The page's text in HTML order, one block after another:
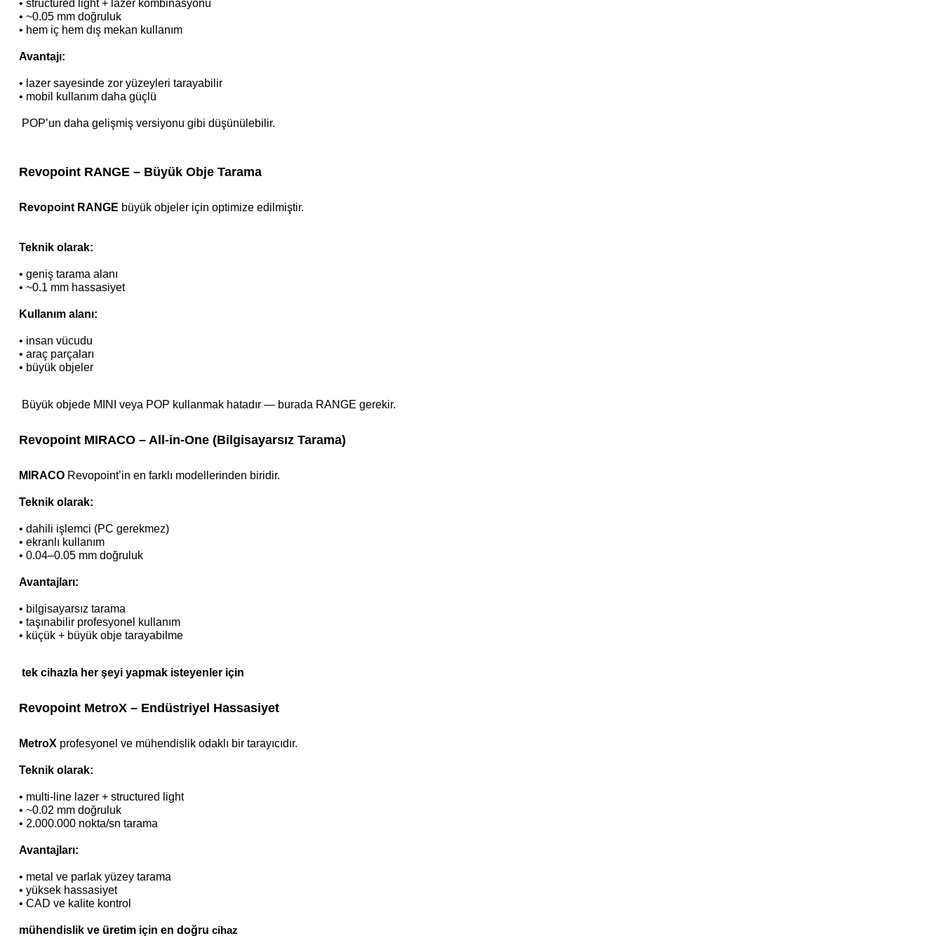
• structured light + lazer kombinasyonu
• ~0.05 mm doğruluk
• hem iç hem dış mekan kullanım
Avantajı:
• lazer sayesinde zor yüzeyleri tarayabilir
• mobil kullanım daha güçlü
POP’un daha gelişmiş versiyonu gibi düşünülebilir.
Revopoint RANGE – Büyük Obje Tarama
Revopoint RANGE büyük objeler için optimize edilmiştir.
Teknik olarak:
• geniş tarama alanı
• ~0.1 mm hassasiyet
Kullanım alanı:
• insan vücudu
• araç parçaları
• büyük objeler
Büyük objede MINI veya POP kullanmak hatadır — burada RANGE gerekir.
Revopoint MIRACO – All-in-One (Bilgisayarsız Tarama)
MIRACO Revopoint’in en farklı modellerinden biridir.
Teknik olarak:
• dahili işlemci (PC gerekmez)
• ekranlı kullanım
• 0.04–0.05 mm doğruluk
Avantajları:
• bilgisayarsız tarama
• taşınabilir profesyonel kullanım
• küçük + büyük obje tarayabilme
tek cihazla her şeyi yapmak isteyenler için
Revopoint MetroX – Endüstriyel Hassasiyet
MetroX profesyonel ve mühendislik odaklı bir tarayıcıdır.
Teknik olarak:
• multi-line lazer + structured light
• ~0.02 mm doğruluk
• 2.000.000 nokta/sn tarama
Avantajları:
• metal ve parlak yüzey tarama
• yüksek hassasiyet
• CAD ve kalite kontrol
mühendislik ve üretim için en doğru cihaz